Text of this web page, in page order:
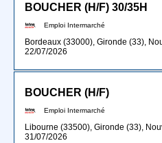
BOUCHER (H/F) 30/35H
Emploi Intermarché
Bordeaux (33000), Gironde (33),
22/07/2026
BOUCHER (H/F)
Emploi Intermarché
Libourne (33500), Gironde (33),
31/07/2026